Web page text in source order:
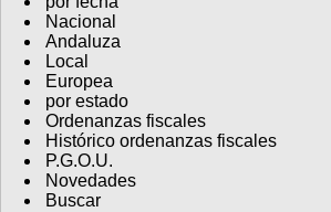
Nacional
Andaluza
Local
Europea
por estado
Ordenanzas fiscales
Histórico ordenanzas fiscales
P.G.O.U.
Novedades
Buscar